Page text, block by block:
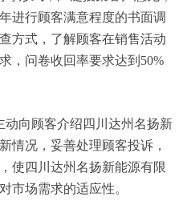
进行顾客满意程度的书面调
方式，了解顾客在销售活动
，问卷收回率要求达到50%
向顾客介绍四川达州名扬新
情况，妥善处理顾客投诉，
使四川达州名扬新能源有限
市场需求的适应性。